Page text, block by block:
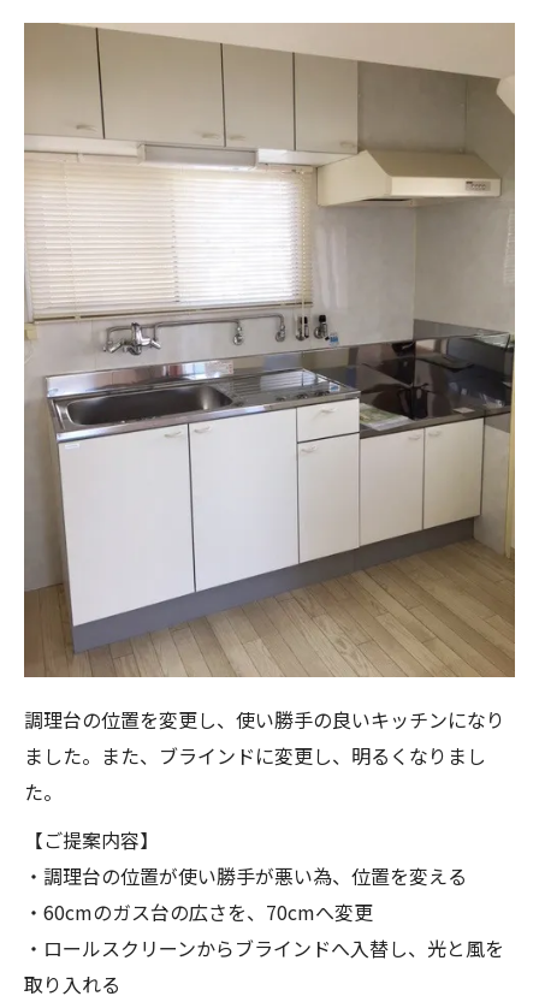
調理台の位置を変更し、使い勝手の良いキッチンになり
ました。また、ブラインドに変更し、明るくなりまし
た。
【ご提案内容】
・調理台の位置が使い勝手が悪い為、位置を変える
・60cmのガス台の広さを、70cmへ変更
・ロールスクリーンからブラインドへ入替し、光と風を
取り入れる